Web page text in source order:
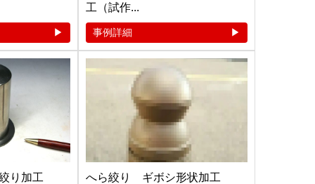
工（試作...
事例詳細
り加工 へら絞り ギボシ形状加工